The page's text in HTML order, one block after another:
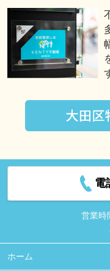
電
営業時
ホーム